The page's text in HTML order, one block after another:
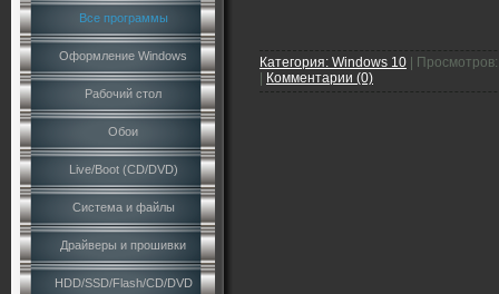
Все программы
Оформление Windows
Рабочий стол
Обои
Live/Boot (CD/DVD)
Система и файлы
Драйверы и прошивки
HDD/SSD/Flash/CD/DVD
Категория: Windows 10
Просмотров:
Комментарии (0)